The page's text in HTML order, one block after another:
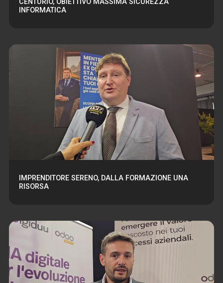
CENTURIO, OBIETTIVO MASSIMA SICUREZZA
INFORMATICA
IMPRENDITORE SERENO, DALLA FORMAZIONE UNA
RISORSA